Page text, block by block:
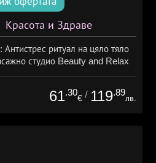
Красота и Здраве
ритуал на цяло тяло
студио Beauty and Relax
61.30
€ / 119.89
лв.